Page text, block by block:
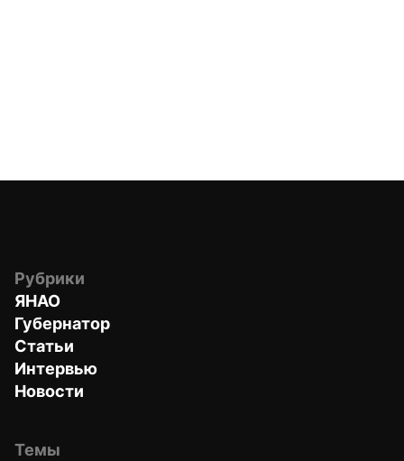
Рубрики
ЯНАО
Губернатор
Статьи
Интервью
Новости
Темы